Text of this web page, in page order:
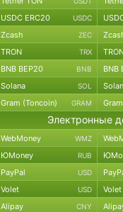
USDC ERC20 USDC
Zcash ZEC
TRON TRX
BNB BEP20 BNB BNB
Solana SOL
Gram (Toncoin) GRAM
Электронные
WebMoney WMZ
ЮMoney RUB
PayPal USD
Volet USD Volet
Alipay CNY